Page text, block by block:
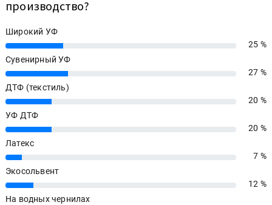
производство?
Широкий УФ
25%
25 %
Сувенирный УФ
27%
27 %
ДТФ (текстиль)
20%
20 %
УФ ДТФ
20%
20 %
Латекс
7%
7 %
Экосольвент
12%
12 %
На водных чернилах